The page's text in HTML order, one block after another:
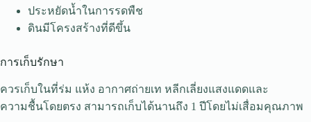
ประหยัดน้ำในการรดพืช
ดินมีโครงสร้างที่ดีขึ้น
การเก็บรักษา
ควรเก็บในที่ร่ม แห้ง อากาศถ่ายเท หลีกเลี่ยงแสงแดดและ
ความชื้นโดยตรง สามารถเก็บได้นานถึง 1 ปีโดยไม่เสื่อมคุณภาพ